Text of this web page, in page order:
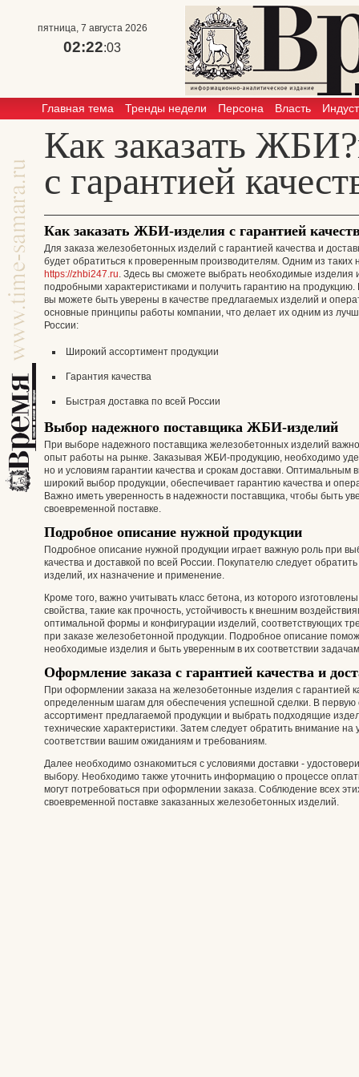
пятница, 7 августа 2026
02:22:03
Главная тема Тренды недели Персона Власть
Как заказать
с гарантией
Как заказать ЖБИ-изделия с гарантией
Для заказа железобетонных изделий с гарантией качества и
будет обратиться к проверенным производителям. Одним из
https://zhbi247.ru. Здесь вы сможете выбрать необходимые изделия
подробными характеристиками и получить гарантию на
вы можете быть уверены в качестве предлагаемых изделий и
основные принципы работы компании, что делает их одним из
России:
Широкий ассортимент продукции
Гарантия качества
Быстрая доставка по всей России
Выбор надежного поставщика ЖБИ-изделий
При выборе надежного поставщика железобетонных изделий
опыт работы на рынке. Заказывая ЖБИ-продукцию, необходимо
но и условиям гарантии качества и срокам доставки.
широкий выбор продукции, обеспечивает гарантию качества и
Важно иметь уверенность в надежности поставщика, чтобы быть
своевременной поставке.
Подробное описание нужной продукции
Подробное описание нужной продукции играет важную роль при
качества и доставкой по всей России. Покупателю следует
изделий, их назначение и применение.
Кроме того, важно учитывать класс бетона, из которого
свойства, такие как прочность, устойчивость к внешним
оптимальной формы и конфигурации изделий, соответствующих
при заказе железобетонной продукции. Подробное описание
необходимые изделия и быть уверенным в их соответствии задачам
Оформление заказа с гарантией качества и
При оформлении заказа на железобетонные изделия с гарантией
определенным шагам для обеспечения успешной сделки. В первую
ассортимент предлагаемой продукции и выбрать подходящие
технические характеристики. Затем следует обратить внимание на
соответствии вашим ожиданиям и требованиям.
Далее необходимо ознакомиться с условиями доставки -
выбору. Необходимо также уточнить информацию о процессе
могут потребоваться при оформлении заказа. Соблюдение всех
своевременной поставке заказанных железобетонных изделий.